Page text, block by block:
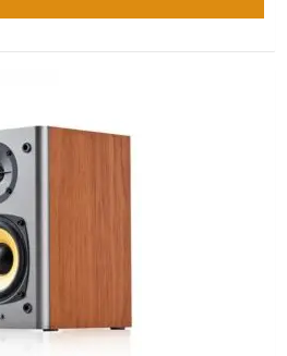
R$ 60,00.R$ 30,00.